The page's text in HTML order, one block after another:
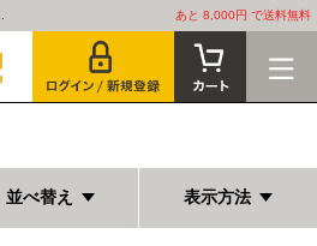
あと 8,000円 で送料無料
並べ替え 表示方法